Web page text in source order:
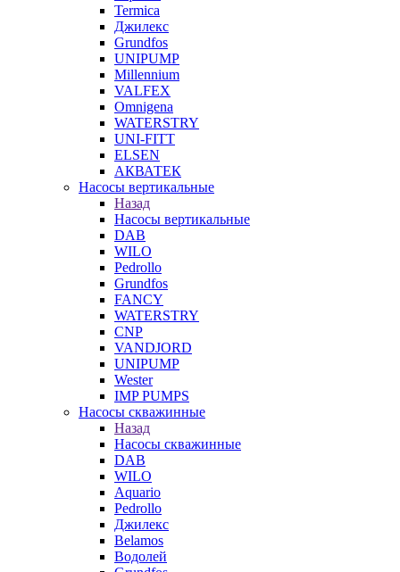
Termica
Джилекс
Grundfos
UNIPUMP
Millennium
VALFEX
Omnigena
WATERSTRY
UNI-FITT
ELSEN
АКВАТЕК
Насосы вертикальные
Назад
Насосы вертикальные
DAB
WILO
Pedrollo
Grundfos
FANCY
WATERSTRY
CNP
VANDJORD
UNIPUMP
Wester
IMP PUMPS
Насосы скважинные
Назад
Насосы скважинные
DAB
WILO
Aquario
Pedrollo
Джилекс
Belamos
Водолей